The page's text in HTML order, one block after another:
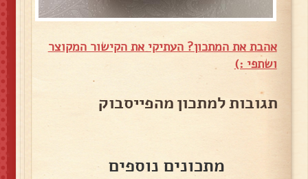
אהבת את המתכון? העתיקי את הקישור המקוצר
ושתפי :)
תגובות למתכון מהפייסבוק
מתכונים נוספים